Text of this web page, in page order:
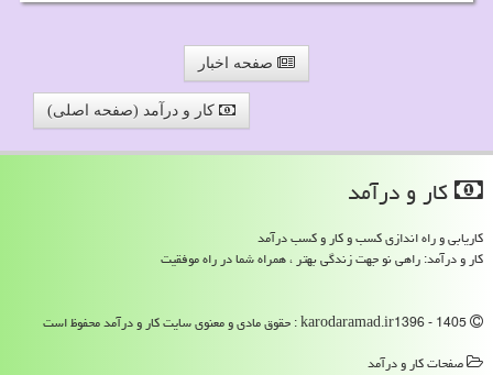
صفحه اخبار
کار و درآمد (صفحه اصلی)
كار و درآمد
کاریابی و راه اندازی کسب و کار و کسب درآمد
کار و درآمد: راهی نو جهت زندگی بهتر ، همراه شما در راه موفقیت
صفحات كار و درآمد